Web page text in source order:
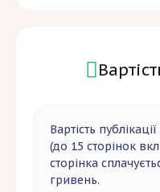
Вартість
(до 15 сторінок
сторінка
гривень.